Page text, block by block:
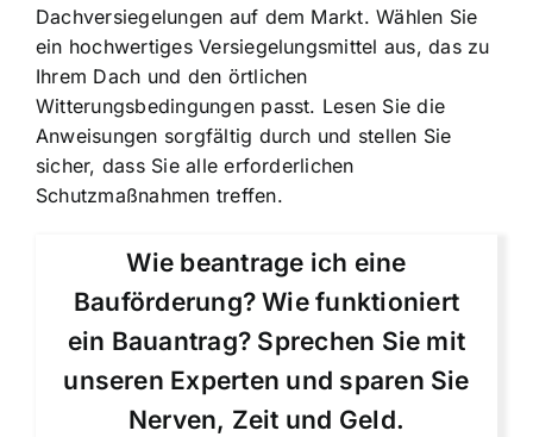
Dachversiegelungen auf dem Markt. Wählen Sie
ein hochwertiges Versiegelungsmittel aus, das zu
Ihrem Dach und den örtlichen
Witterungsbedingungen passt. Lesen Sie die
Anweisungen sorgfältig durch und stellen Sie
sicher, dass Sie alle erforderlichen
Schutzmaßnahmen treffen.
Wie beantrage ich eine
Bauförderung? Wie funktioniert
ein Bauantrag? Sprechen Sie mit
unseren Experten und sparen Sie
Nerven, Zeit und Geld.